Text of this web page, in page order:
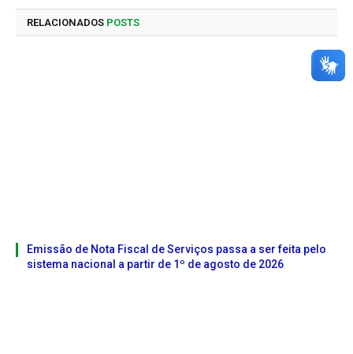
RELACIONADOS POSTS
Emissão de Nota Fiscal de Serviços passa a ser feita pelo
sistema nacional a partir de 1º de agosto de 2026